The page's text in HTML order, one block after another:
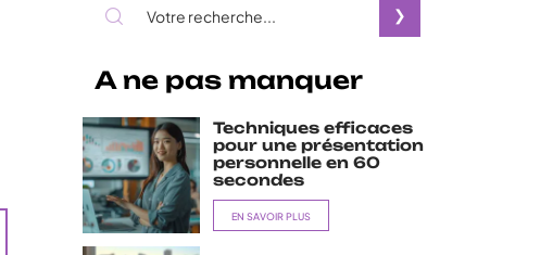
A ne pas manquer
Techniques efficaces
pour une présentation
personnelle en 60
secondes
EN SAVOIR PLUS